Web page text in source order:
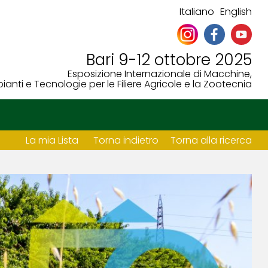
Italiano English
Bari 9-12 ottobre 2025
Esposizione Internazionale di Macchine,
e Tecnologie per le Filiere Agricole e la Zootecnia
La mia Lista Torna indietro Torna alla ricerca